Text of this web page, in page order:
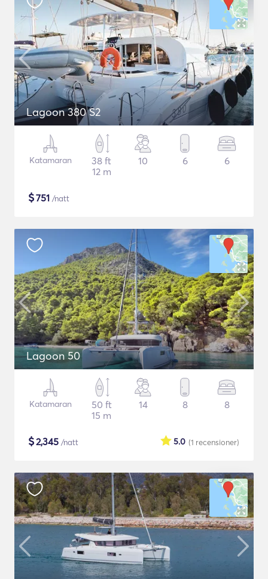
Lagoon 380 S2
Katamaran
38 ft
12 m
10 6 6
$751 /natt
Lagoon 50
Katamaran
50 ft
15 m
14 8 8
$2,345 /natt (1 recensioner)
5.0